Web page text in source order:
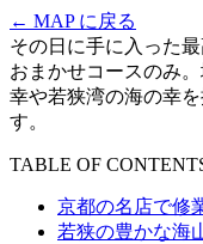
← MAP に戻る
その日に手に入った
おまかせコースのみ
幸や若狭湾の海の幸
す。
TABLE OF
京都の名店で修
若狭の豊かな海